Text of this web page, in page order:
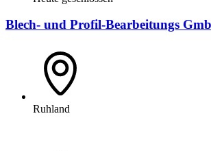
Blech- und Profil-Bearbeitungs
Ruhland